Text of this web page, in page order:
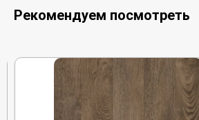
Рекомендуем посмотреть